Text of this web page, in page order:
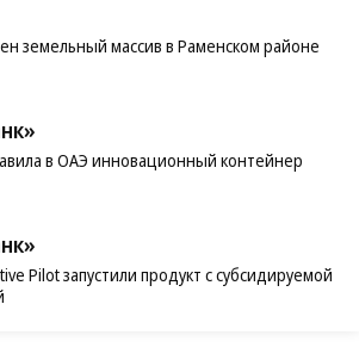
земельный массив в Раменском районе
в ОАЭ инновационный контейнер
Pilot запустили продукт с субсидируемой